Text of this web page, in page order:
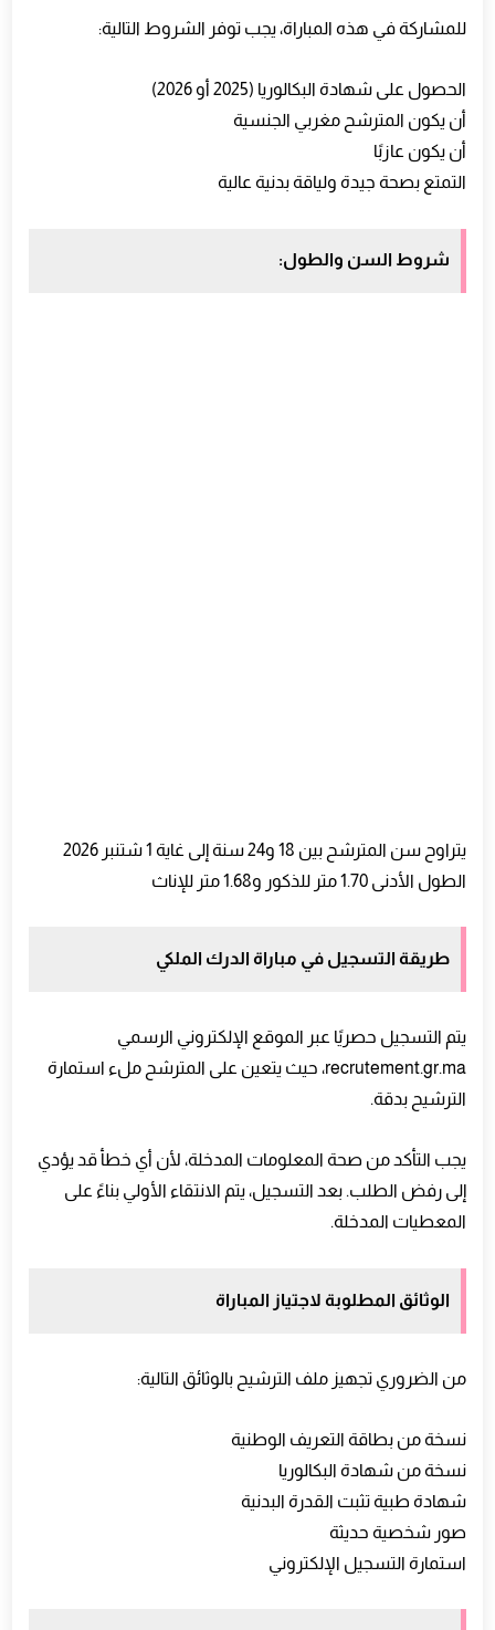
للمشاركة في هذه المباراة، يجب توفر الشروط التالية:
الحصول على شهادة البكالوريا (2025 أو 2026)
أن يكون المترشح مغربي الجنسية
أن يكون عازبًا
التمتع بصحة جيدة ولياقة بدنية عالية
شروط السن والطول:
يتراوح سن المترشح بين 18 و24 سنة إلى غاية 1 شتنبر 2026
الطول الأدنى 1.70 متر للذكور و1.68 متر للإناث
طريقة التسجيل في مباراة الدرك الملكي
يتم التسجيل حصريًا عبر الموقع الإلكتروني الرسمي
recrutement.gr.ma، حيث يتعين على المترشح ملء استمارة
الترشيح بدقة.
يجب التأكد من صحة المعلومات المدخلة، لأن أي خطأ قد يؤدي
إلى رفض الطلب. بعد التسجيل، يتم الانتقاء الأولي بناءً على
المعطيات المدخلة.
الوثائق المطلوبة لاجتياز المباراة
من الضروري تجهيز ملف الترشيح بالوثائق التالية:
نسخة من بطاقة التعريف الوطنية
نسخة من شهادة البكالوريا
شهادة طبية تثبت القدرة البدنية
صور شخصية حديثة
استمارة التسجيل الإلكتروني